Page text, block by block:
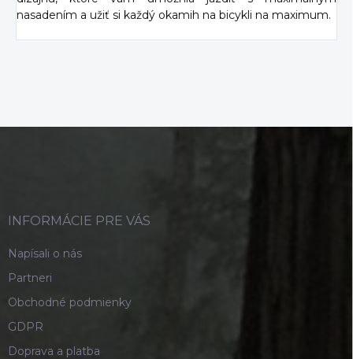
nasadením a užiť si každý okamih na bicykli na maximum.
INFORMÁCIE PRE VÁS
Napísali o nás
Partneri
Obchodné podmienky
GDPR
Doprava a platba